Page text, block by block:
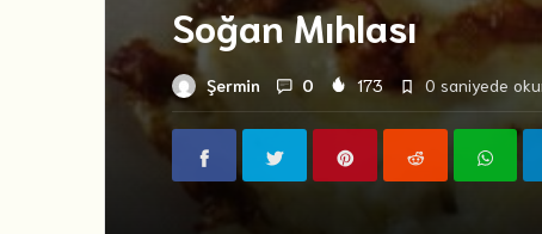
Soğan Mıhlası
Şermin 0 173 0 saniyede